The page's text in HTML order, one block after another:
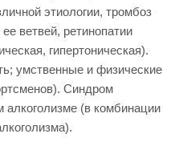
этиологии, тромбоз
ветвей, ретинопатии
гипертоническая).
умственные и физические
Синдром
алкоголизме (в комбинации